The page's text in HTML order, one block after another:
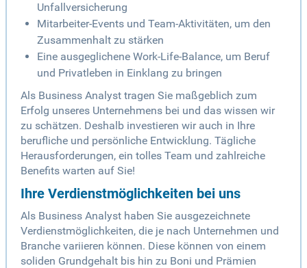
Unfallversicherung
Mitarbeiter-Events und Team-Aktivitäten, um den
Zusammenhalt zu stärken
Eine ausgeglichene Work-Life-Balance, um Beruf
und Privatleben in Einklang zu bringen
Als Business Analyst tragen Sie maßgeblich zum
Erfolg unseres Unternehmens bei und das wissen wir
zu schätzen. Deshalb investieren wir auch in Ihre
berufliche und persönliche Entwicklung. Tägliche
Herausforderungen, ein tolles Team und zahlreiche
Benefits warten auf Sie!
Ihre Verdienstmöglichkeiten bei uns
Als Business Analyst haben Sie ausgezeichnete
Verdienstmöglichkeiten, die je nach Unternehmen und
Branche variieren können. Diese können von einem
soliden Grundgehalt bis hin zu Boni und Prämien